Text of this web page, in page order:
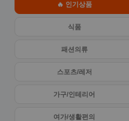
🔥 인기상품
식품
패션의류
스포츠/레저
가구/인테리어
여가/생활편의